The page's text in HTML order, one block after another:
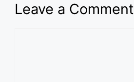
Leave a Comment